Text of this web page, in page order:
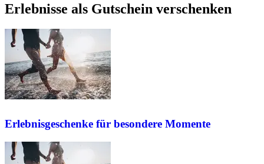
Erlebnisse als Gutschein verschenken
Erlebnisgeschenke für besondere Momente